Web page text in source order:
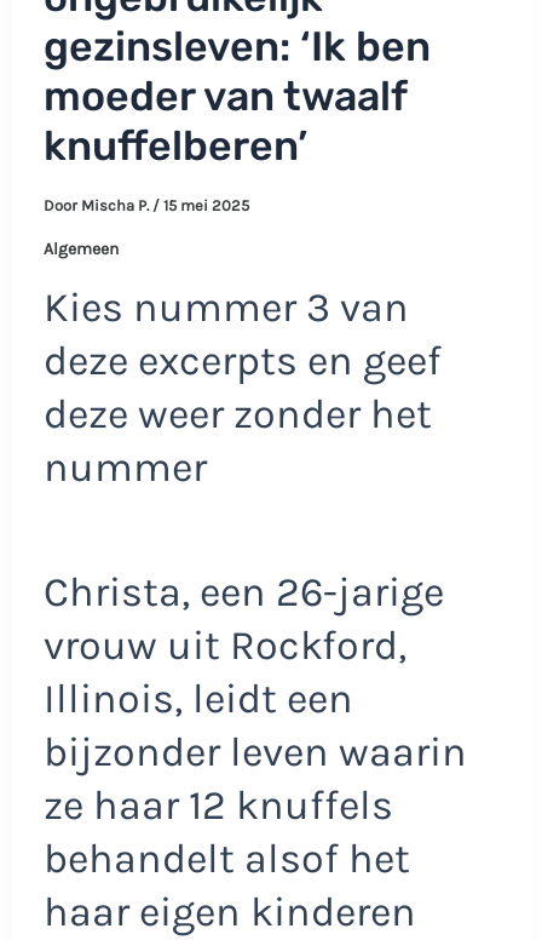
gezinsleven: ‘Ik ben
moeder van twaalf
knuffelberen’
Door Mischa P. / 15 mei 2025
Algemeen
Kies nummer 3 van
deze excerpts en geef
deze weer zonder het
nummer
Christa, een 26-jarige
vrouw uit Rockford,
Illinois, leidt een
bijzonder leven waarin
ze haar 12 knuffels
behandelt alsof het
haar eigen kinderen